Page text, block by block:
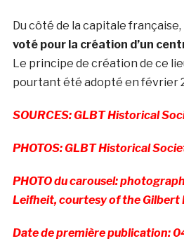
Du côté de la capitale française,
voté pour la création d’un
Le principe de création de ce
pourtant été adopté en février
SOURCES: GLBT Historical
PHOTOS: GLBT Historical
PHOTO du carousel:
Leifheit, courtesy of the Gilbert
Date de première publication: